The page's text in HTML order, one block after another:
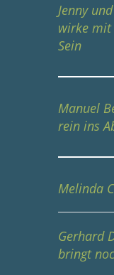
Jenny
wirke mit
Sein
Manuel
rein ins
Melinda
Gerhard
bringt